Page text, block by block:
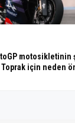
motosikletinin
Toprak için neden